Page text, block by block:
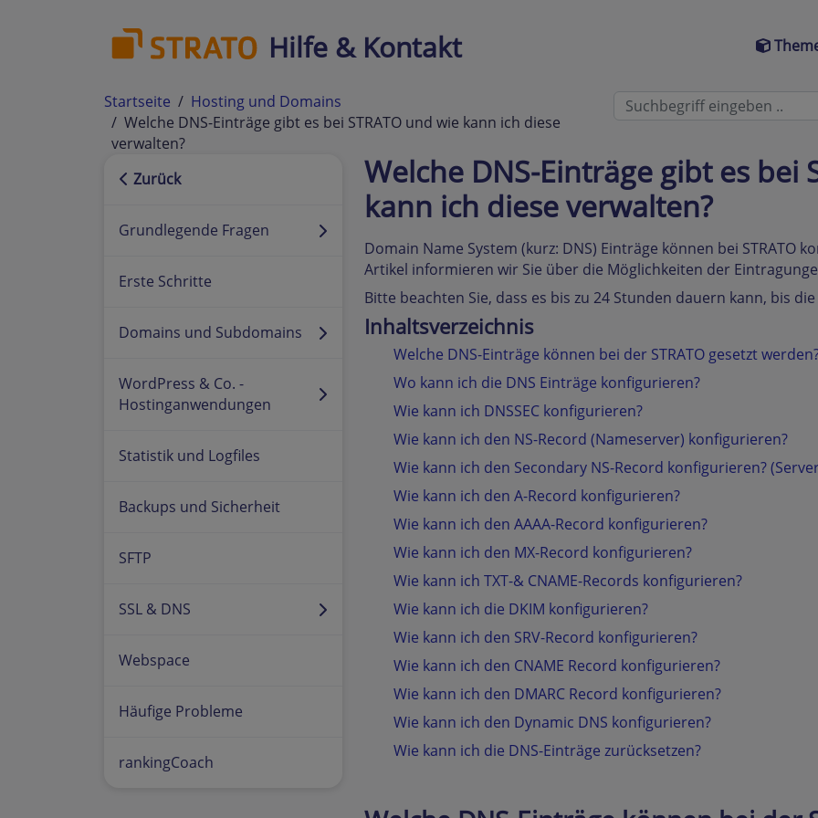
Hilfe & Kontakt
Startseite
Hosting und Domains
Welche DNS-Einträge gibt es bei STRATO und wie kann ich diese
verwalten?
Zurück
Grundlegende Fragen
Erste Schritte
Domains und Subdomains
WordPress & Co. -
Hostinganwendungen
Statistik und Logfiles
Backups und Sicherheit
SFTP
SSL & DNS
Webspace
Häufige Probleme
rankingCoach
Welche DNS-Einträge gibt es bei
kann ich diese verwalten?
Domain Name System (kurz: DNS) Einträge können bei STRATO
Artikel informieren wir Sie über die Möglichkeiten der
Bitte beachten Sie, dass es bis zu 24 Stunden dauern kann, bis
Inhaltsverzeichnis
Welche DNS-Einträge können bei der STRATO gesetzt
Wo kann ich die DNS Einträge konfigurieren?
Wie kann ich DNSSEC konfigurieren?
Wie kann ich den NS-Record (Nameserver) konfigurieren?
Wie kann ich den Secondary NS-Record konfigurieren?
Wie kann ich den A-Record konfigurieren?
Wie kann ich den AAAA-Record konfigurieren?
Wie kann ich den MX-Record konfigurieren?
Wie kann ich TXT-& CNAME-Records konfigurieren?
Wie kann ich die DKIM konfigurieren?
Wie kann ich den SRV-Record konfigurieren?
Wie kann ich den CNAME Record konfigurieren?
Wie kann ich den DMARC Record konfigurieren?
Wie kann ich den Dynamic DNS konfigurieren?
Wie kann ich die DNS-Einträge zurücksetzen?